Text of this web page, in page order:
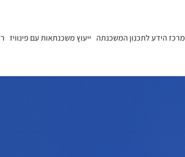
מרכז הידע לתכנון המשכנתה ייעוץ משכנתאות עם פינוויז